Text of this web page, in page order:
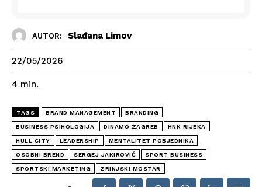
AUTOR: Slađana Limov
22/05/2026
4 min.
TAGS BRAND MANAGEMENT BRANDING
BUSINESS PSIHOLOGIJA DINAMO ZAGREB HNK RIJEKA
HULL CITY LEADERSHIP MENTALITET POBJEDNIKA
OSOBNI BREND SERGEJ JAKIROVIĆ SPORT BUSINESS
SPORTSKI MARKETING ZRINJSKI MOSTAR